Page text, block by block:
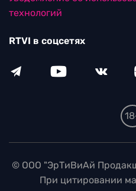
технологий
RTVI в соцсетях
© ООО "ЭрТиВиАй
При цитировании